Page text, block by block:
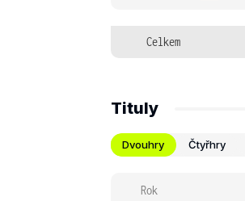
Celkem
Tituly
Dvouhry Čtyřhry
Rok